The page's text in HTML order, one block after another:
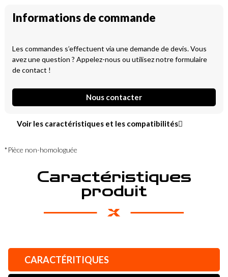
Informations de commande
Les commandes s’effectuent via une demande de devis. Vous
avez une question ? Appelez-nous ou utilisez notre formulaire
de contact !
Nous contacter
Voir les caractéristiques et les compatibilités
*Pièce non-homologuée
Caractéristiques
produit
CARACTÉRITIQUES